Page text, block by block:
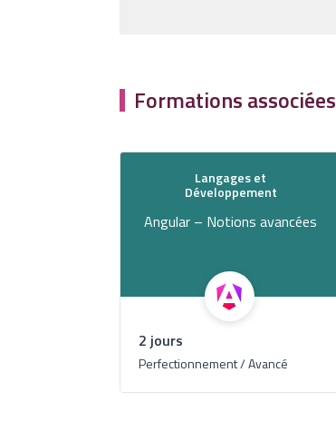
Formations associées
Langages et
Développement
Angular – Notions avancées
2 jours
Perfectionnement / Avancé